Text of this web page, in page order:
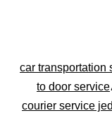
بالرياض|
car transportation
to door service،
courier service